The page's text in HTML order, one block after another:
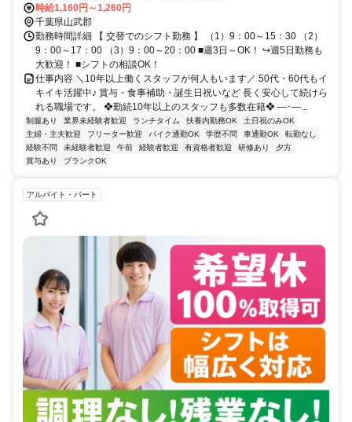
時給1,160円～1,260円
千葉県山武郡
勤務時間詳細 【 交替でのシフト勤務 】 （1）9：00～15：30 （2）
9：00～17：00 （3）9：00～20：00 ■週3日～OK！ ↪週5日勤務も
大歓迎！ ■シフトの相談OK！
仕事内容 ＼10年以上働くスタッフが何人もいます／ 50代・60代もイ
キイキ活躍中♪ 賞与・食事補助・誕生日祝いなど 長く安心して続けら
れる職場です。 ❖勤続10年以上のスタッフも多数在籍❖ ―･―...
制服あり 業界未経験者歓迎 ランチタイム 扶養内勤務OK
土日祝のみOK
主婦・主夫歓迎
フリーター歓迎 バイク通勤OK 学歴不問 車通勤OK
転勤なし
経験不問
未経験者歓迎 午前 経験者歓迎 有資格者歓迎 研修あり
夕方
賞与あり
ブランクOK
アルバイト・パート